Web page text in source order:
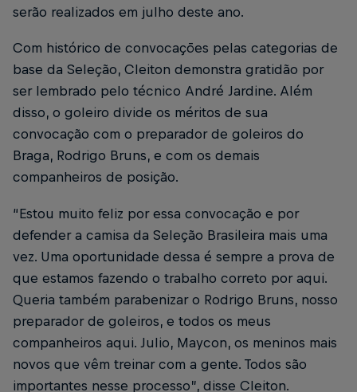
serão realizados em julho deste ano.
Com histórico de convocações pelas categorias de
base da Seleção, Cleiton demonstra gratidão por
ser lembrado pelo técnico André Jardine. Além
disso, o goleiro divide os méritos de sua
convocação com o preparador de goleiros do
Braga, Rodrigo Bruns, e com os demais
companheiros de posição.
“Estou muito feliz por essa convocação e por
defender a camisa da Seleção Brasileira mais uma
vez. Uma oportunidade dessa é sempre a prova de
que estamos fazendo o trabalho correto por aqui.
Queria também parabenizar o Rodrigo Bruns, nosso
preparador de goleiros, e todos os meus
companheiros aqui. Julio, Maycon, os meninos mais
novos que vêm treinar com a gente. Todos são
importantes nesse processo”, disse Cleiton.